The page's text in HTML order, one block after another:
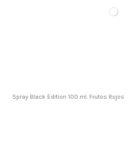
Spray Black Edition 100 ml. Frutos Rojos